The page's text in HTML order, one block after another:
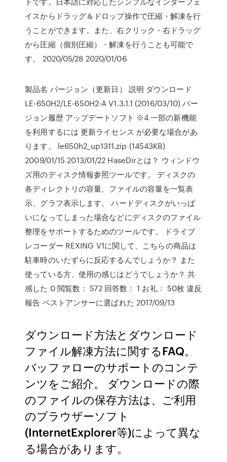
イスからドラッグ＆ドロップ操作で圧縮・解凍を行
うことができます。また、右クリック・右ドラッグ
から圧縮（個別圧縮）・解凍を行うことも可能で
す。 2020/05/28 2020/01/06
製品名 バージョン（更新日） 説明 ダウンロード
LE-650H2/LE-650H2-A V1.3.1.1 (2016/03/10) バー
ジョン履歴 アップデートソフト ※4 一部の新機能
を利用するには 更新ライセンス が必要な場合があ
ります。 le650h2_up1311.zip (14543KB)
2009/01/15 2013/01/22 HaseDirとは？ ウィンドウ
ズ用のディスク情報参照ツールです。 ディスクの
各ディレクトリの容量、ファイルの容量を一覧表
示、グラフ表示します。 ハードディスクがいっぱ
いになってしまった場合などにディスクのファイル
整理をサポートするためのツールです。 ドライブ
レコーダー REXING V1に関して、こちらの商品は
駐車時のいたずらに反応するんでしょうか？ また
使っている方、使用の感じはどうでしょうか？ 共
感した 0 閲覧数： 572 回答数： 1 お礼： 50枚 違反
報告 ベストアンサーに選ばれた 2017/09/13
ダウンロード方法とダウンロード
ファイル解凍方法に関するFAQ。
バッファローのサポートのコンテ
ンツをご紹介。 ダウンロードの際
のファイルの保存方法は、ご利用
のブラウザーソフト
(InternetExplorer等)によって異な
る場合があります。